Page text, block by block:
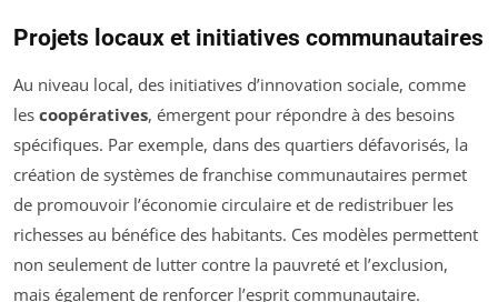
Projets locaux et initiatives communautaires
Au niveau local, des initiatives d’innovation sociale, comme
les coopératives, émergent pour répondre à des besoins
spécifiques. Par exemple, dans des quartiers défavorisés, la
création de systèmes de franchise communautaires permet
de promouvoir l’économie circulaire et de redistribuer les
richesses au bénéfice des habitants. Ces modèles permettent
non seulement de lutter contre la pauvreté et l’exclusion,
mais également de renforcer l’esprit communautaire.